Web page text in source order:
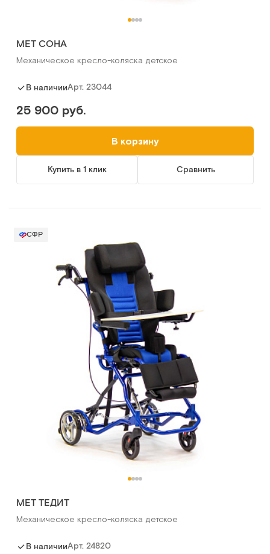
MET СОНА
Механическое кресло-коляска детское
В наличииАрт. 23044
25 900 руб.
В корзину
Купить в 1 клик Сравнить
СФР
MET ТЕДИТ
Механическое кресло-коляска детское
В наличииАрт. 24820